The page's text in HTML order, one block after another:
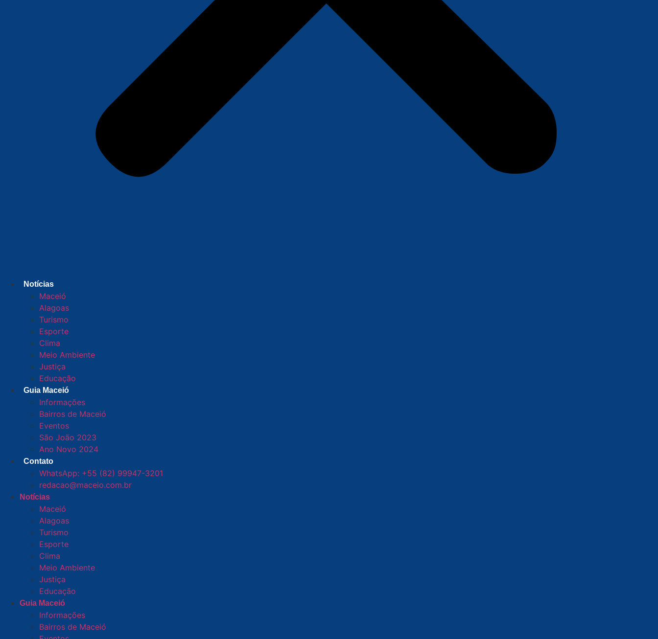
Notícias
Maceió
Alagoas
Turismo
Esporte
Clima
Meio Ambiente
Justiça
Educação
Guia Maceió
Informações
Bairros de Maceió
Eventos
São João 2023
Ano Novo 2024
Contato
WhatsApp: +55 (82) 99947-3201
redacao@maceio.com.br
Notícias
Maceió
Alagoas
Turismo
Esporte
Clima
Meio Ambiente
Justiça
Educação
Guia Maceió
Informações
Bairros de Maceió